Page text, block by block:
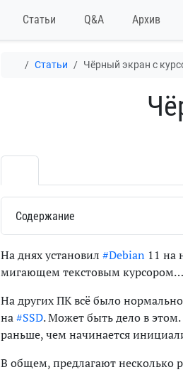
Статьи Q&A Архив
Статьи Чёрный экран с
Содержание
На днях установил #Debian 11 на
мигающем текстовым курсором…
На других ПК всё было
на#SSD. Может быть дело в
раньше, чем начинается
В общем, предлагают несколько